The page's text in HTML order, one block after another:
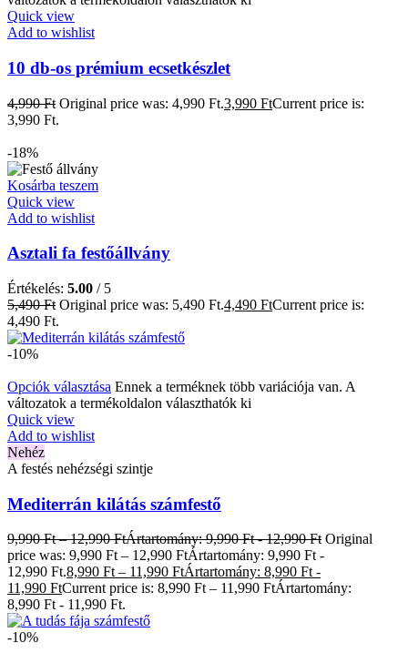
Quick view
Add to wishlist
10 db-os prémium ecsetkészlet
4,990Ft Original price was: 4,990 Ft.3,990 FtCurrent price is:
3,990 Ft.
-18%
Kosárba teszem
Quick view
Add to wishlist
Asztali fa festőállvány
Értékelés: 5.00 / 5
5,490Ft Original price was: 5,490 Ft.4,490 FtCurrent price is:
4,490 Ft.
-10%
Opciók választása Ennek a terméknek több variációja van. A
változatok a termékoldalon választhatók ki
Quick view
Add to wishlist
Nehéz
A festés nehézségi szintje
Mediterrán kilátás számfestő
9,990Ft – 12,990FtÁrtartomány: 9,990 Ft - 12,990 Ft Original
price was: 9,990 Ft – 12,990 FtÁrtartomány: 9,990 Ft -
12,990 Ft.8,990 Ft – 11,990 FtÁrtartomány: 8,990 Ft -
11,990 FtCurrent price is: 8,990 Ft – 11,990 FtÁrtartomány:
8,990 Ft - 11,990 Ft.
-10%